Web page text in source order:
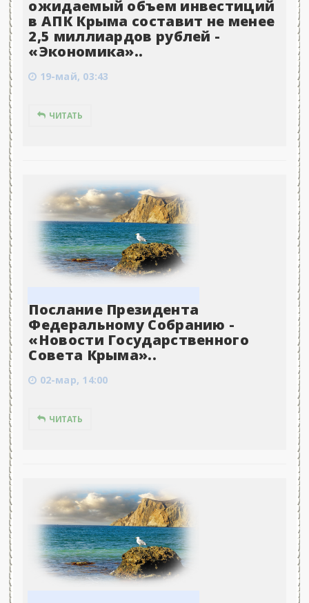
ожидаемый объем инвестиций
в АПК Крыма составит не менее
2,5 миллиардов рублей -
«Экономика»..
19-май, 03:43
ЧИТАТЬ
Послание Президента
Федеральному Собранию -
«Новости Государственного
Совета Крыма»..
02-мар, 14:00
ЧИТАТЬ